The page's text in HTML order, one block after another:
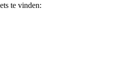
te vinden: